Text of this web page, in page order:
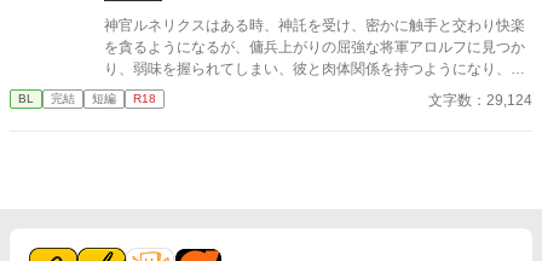
神官ルネリクスはある時、神託を受け、密かに触手と交わり快楽
を貪るようになるが、傭兵上がりの屈強な将軍アロルフに見つか
り、弱味を握られてしまい、彼と肉体関係を持つようになり、苦
悩と悦楽の日々を過ごすようになる。 （誤字脱字報告不要）
BL 完結 短編 R18 文字数：29,124